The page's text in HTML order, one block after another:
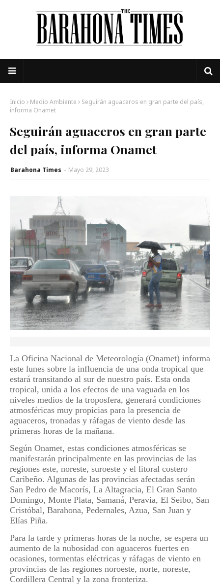
Inicio Medio Ambiente
Seguirán aguaceros en gran parte del país,
informa Onamet
Seguirán aguaceros en gran parte
del país, informa Onamet
Barahona Times - Mayo 29, 2023
La Oficina Nacional de Meteorología (Onamet) informa
este lunes sobre la influencia de una onda tropical que
estará transitando al sur de nuestro país. Esta onda
tropical, unida a los efectos de una vaguada en los
niveles medios de la troposfera, generará condiciones
atmosféricas muy propicias para la presencia de
aguaceros, tronadas y ráfagas de viento desde las
primeras horas de la mañana.
Según Onamet, estas condiciones atmosféricas se
manifestarán principalmente en las provincias de las
regiones este, noreste, suroeste y el litoral costero
Caribeño. Algunas de las provincias afectadas serán
San Pedro de Macorís, La Altagracia, El Gran Santo
Domingo, Monte Plata, Samaná, Peravia, El Seibo, San
Cristóbal, Barahona, Pedernales, Azua, San Juan y
Elías Piña.
Para la tarde y primeras horas de la noche, se espera un
aumento de la nubosidad con aguaceros fuertes en
ocasiones, tormentas eléctricas y ráfagas de viento en
provincias de las regiones noroeste, norte, noreste,
Cordillera Central y la zona fronteriza.